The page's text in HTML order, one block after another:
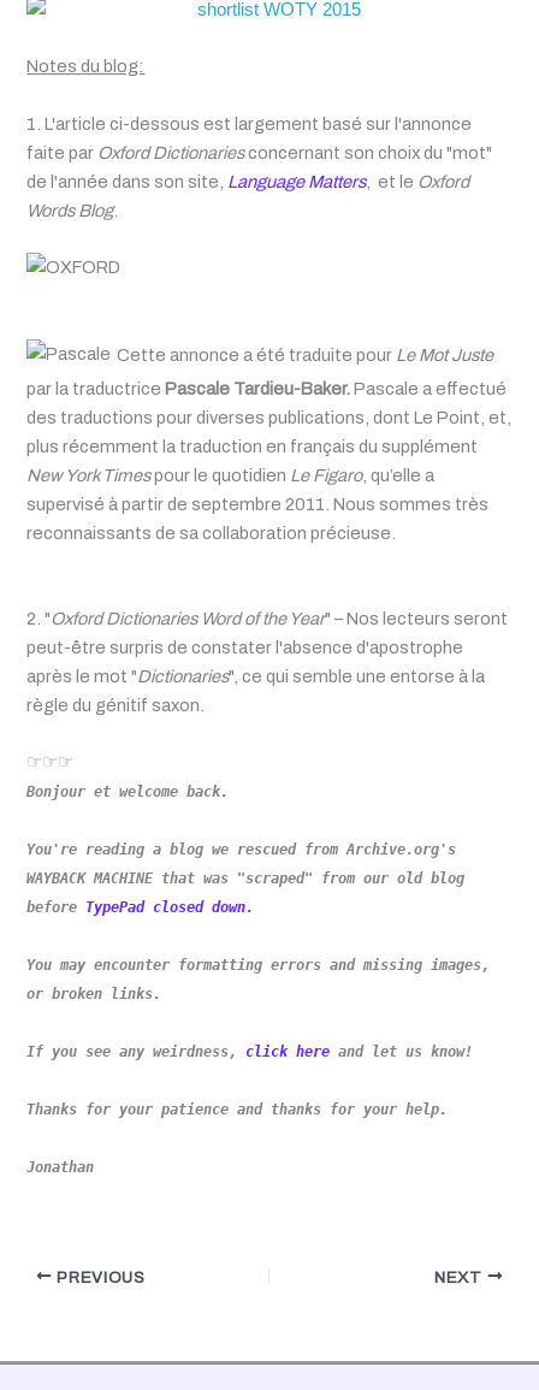
Notes du blog:
1.
L'article ci-dessous est largement basé sur l'annonce
faite par Oxford Dictionariesconcernant son choix du "mot"
de l'année dans son site, Language Matters, et le Oxford
Words Blog.
Cette annonce aété traduite pour Le Mot Juste
par la traductricePascale Tardieu-Baker.Pascale aeffectué
des traductions pour diverses publications, dont Le Point, et,
plus récemment la traduction en français du supplément
New York Timespour le quotidien Le Figaro, qu’elle a
supervisé à partir de septembre 2011. Nous sommes très
reconnaissants de sa collaboration précieuse.
2. "Oxford Dictionaries Word of the Year" – Nos lecteurs seront
peut-être surpris de constater l'absence d'apostrophe
après le mot "Dictionaries", ce qui semble une entorse à la
règle du génitif saxon.
☞☞☞
Bonjour et welcome back.
You're reading a blog we rescued from Archive.org's
WAYBACK MACHINE that was "scraped" from our old blog
before TypePad closed down.
You may encounter formatting errors and missing images,
or broken links.
If you see any weirdness, click here and let us know!
Thanks for your patience and thanks for your help.
Jonathan
PREVIOUS NEXT